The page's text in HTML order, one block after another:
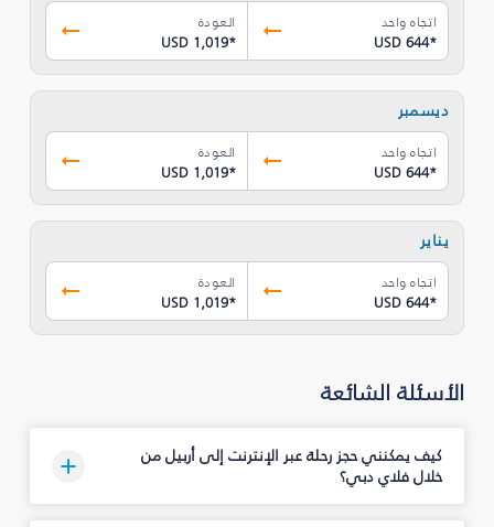
اتجاه واحد
USD 644*
العودة
USD 1,019*
ديسمبر
اتجاه واحد
USD 644*
العودة
USD 1,019*
يناير
اتجاه واحد
USD 644*
العودة
USD 1,019*
الأسئلة الشائعة
كيف يمكنني حجز رحلة عبر الإنترنت إلى أربيل من
خلال فلاي دبي؟